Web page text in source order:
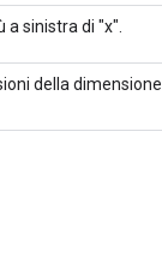
sinistra di "x".
della